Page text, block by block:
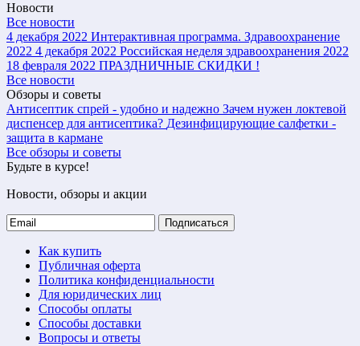
Новости
Все новости
4 декабря 2022 Интерактивная программа. Здравоохранение
2022 4 декабря 2022 Российская неделя здравоохранения 2022
18 февраля 2022 ПРАЗДНИЧНЫЕ СКИДКИ !
Все новости
Обзоры и советы
Антисептик спрей - удобно и надежно Зачем нужен локтевой
диспенсер для антисептика? Дезинфицирующие салфетки -
защита в кармане
Все обзоры и советы
Будьте в курсе!
Новости, обзоры и акции
Подписаться
Как купить
Публичная оферта
Политика конфиденциальности
Для юридических лиц
Способы оплаты
Способы доставки
Вопросы и ответы